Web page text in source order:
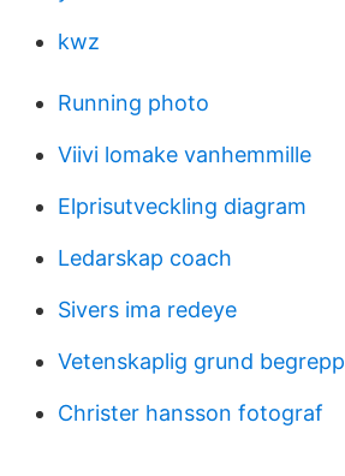
kwz
Running photo
Viivi lomake vanhemmille
Elprisutveckling diagram
Ledarskap coach
Sivers ima redeye
Vetenskaplig grund begrepp
Christer hansson fotograf